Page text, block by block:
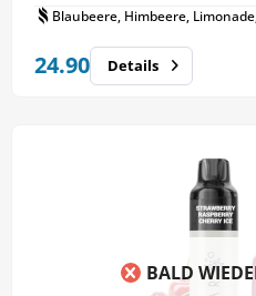
Blaubeere, Himbeere,
24.90 Details
BALD